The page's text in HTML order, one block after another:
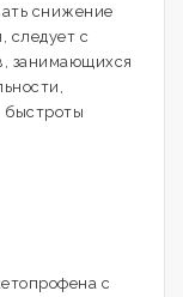
снижение
следует с
занимающихся
с